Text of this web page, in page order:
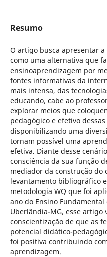
Resumo
O artigo busca apresentar
como uma alternativa que
ensinoaprendizagem por
fontes informativas da
mais intensa, das
educando, cabe ao
explorar meios que
pedagógico e efetivo
disponibilizando uma
tornam possível uma
efetiva. Diante desse
consciência da sua função
mediador da construção do
levantamento bibliográfico
metodologia WQ que foi
ano do Ensino
Uberlândia-MG, esse artigo
conscientização de que as
potencial didático-
foi positiva contribuindo
aprendizagem.